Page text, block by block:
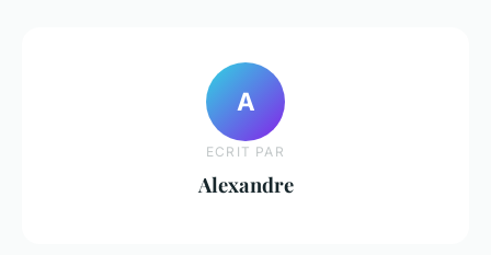
A
ECRIT PAR
Alexandre